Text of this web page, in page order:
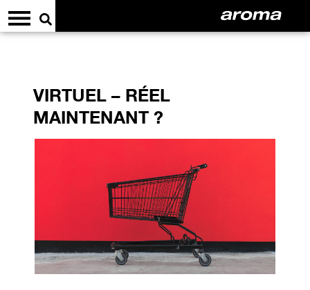
VIRTUEL – RÉEL
MAINTENANT ?